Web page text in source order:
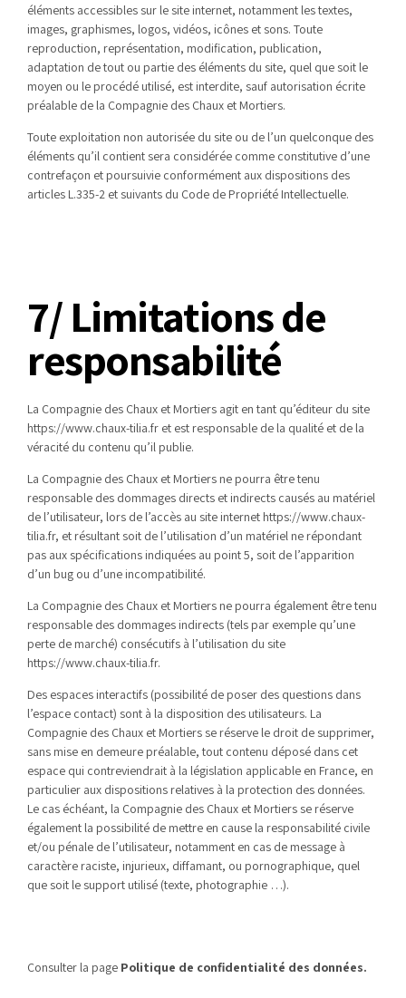
éléments accessibles sur le site internet, notamment les textes,
images, graphismes, logos, vidéos, icônes et sons. Toute
reproduction, représentation, modification, publication,
adaptation de tout ou partie des éléments du site, quel que soit le
moyen ou le procédé utilisé, est interdite, sauf autorisation écrite
préalable de la Compagnie des Chaux et Mortiers.
Toute exploitation non autorisée du site ou de l’un quelconque des
éléments qu’il contient sera considérée comme constitutive d’une
contrefaçon et poursuivie conformément aux dispositions des
articles L.335-2 et suivants du Code de Propriété Intellectuelle.
7/ Limitations de
responsabilité
La Compagnie des Chaux et Mortiers agit en tant qu’éditeur du site
https://www.chaux-tilia.fr et est responsable de la qualité et de la
véracité du contenu qu’il publie.
La Compagnie des Chaux et Mortiers ne pourra être tenu
responsable des dommages directs et indirects causés au matériel
de l’utilisateur, lors de l’accès au site internet https://www.chaux-
tilia.fr, et résultant soit de l’utilisation d’un matériel ne répondant
pas aux spécifications indiquées au point 5, soit de l’apparition
d’un bug ou d’une incompatibilité.
La Compagnie des Chaux et Mortiers ne pourra également être tenu
responsable des dommages indirects (tels par exemple qu’une
perte de marché) consécutifs à l’utilisation du site
https://www.chaux-tilia.fr.
Des espaces interactifs (possibilité de poser des questions dans
l’espace contact) sont à la disposition des utilisateurs. La
Compagnie des Chaux et Mortiers se réserve le droit de supprimer,
sans mise en demeure préalable, tout contenu déposé dans cet
espace qui contreviendrait à la législation applicable en France, en
particulier aux dispositions relatives à la protection des données.
Le cas échéant, la Compagnie des Chaux et Mortiers se réserve
également la possibilité de mettre en cause la responsabilité civile
et/ou pénale de l’utilisateur, notamment en cas de message à
caractère raciste, injurieux, diffamant, ou pornographique, quel
que soit le support utilisé (texte, photographie …).
Consulter la page Politique de confidentialité des données.